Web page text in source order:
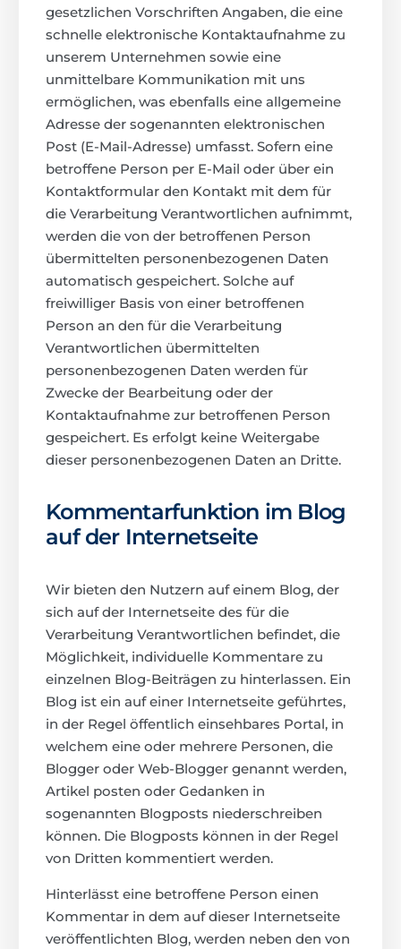
gesetzlichen Vorschriften Angaben, die eine
schnelle elektronische Kontaktaufnahme zu
unserem Unternehmen sowie eine
unmittelbare Kommunikation mit uns
ermöglichen, was ebenfalls eine allgemeine
Adresse der sogenannten elektronischen
Post (E-Mail-Adresse) umfasst. Sofern eine
betroffene Person per E-Mail oder über ein
Kontaktformular den Kontakt mit dem für
die Verarbeitung Verantwortlichen aufnimmt,
werden die von der betroffenen Person
übermittelten personenbezogenen Daten
automatisch gespeichert. Solche auf
freiwilliger Basis von einer betroffenen
Person an den für die Verarbeitung
Verantwortlichen übermittelten
personenbezogenen Daten werden für
Zwecke der Bearbeitung oder der
Kontaktaufnahme zur betroffenen Person
gespeichert. Es erfolgt keine Weitergabe
dieser personenbezogenen Daten an Dritte.
Kommentarfunktion im Blog
auf der Internetseite
Wir bieten den Nutzern auf einem Blog, der
sich auf der Internetseite des für die
Verarbeitung Verantwortlichen befindet, die
Möglichkeit, individuelle Kommentare zu
einzelnen Blog-Beiträgen zu hinterlassen. Ein
Blog ist ein auf einer Internetseite geführtes,
in der Regel öffentlich einsehbares Portal, in
welchem eine oder mehrere Personen, die
Blogger oder Web-Blogger genannt werden,
Artikel posten oder Gedanken in
sogenannten Blogposts niederschreiben
können. Die Blogposts können in der Regel
von Dritten kommentiert werden.
Hinterlässt eine betroffene Person einen
Kommentar in dem auf dieser Internetseite
veröffentlichten Blog, werden neben den von